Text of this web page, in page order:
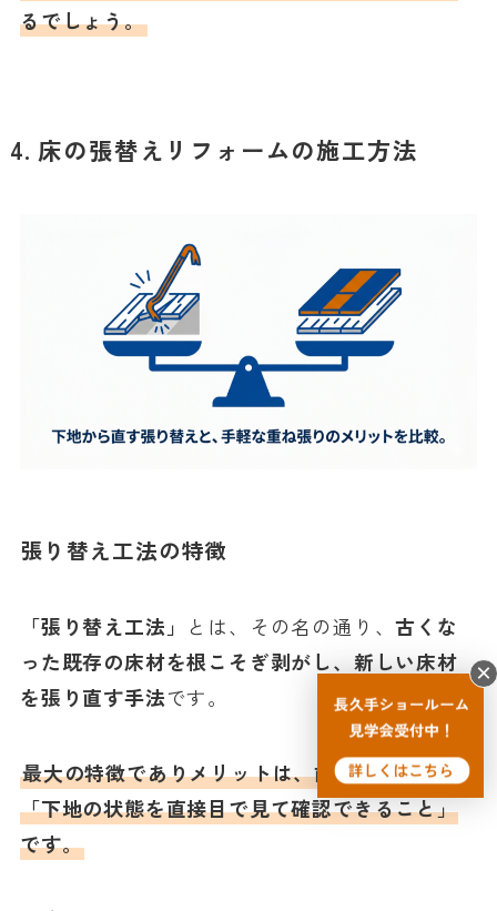
るでしょう。
4. 床の張替えリフォームの施工方法
張り替え工法の特徴
「張り替え工法」 とは、その名の通り、古くな
った既存の床材を根こそぎ剥がし、新しい床材
を張り直す手法です。
最大の特徴でありメリットは、前述したように
「下地の状態を直接目で見て確認できること」
です。